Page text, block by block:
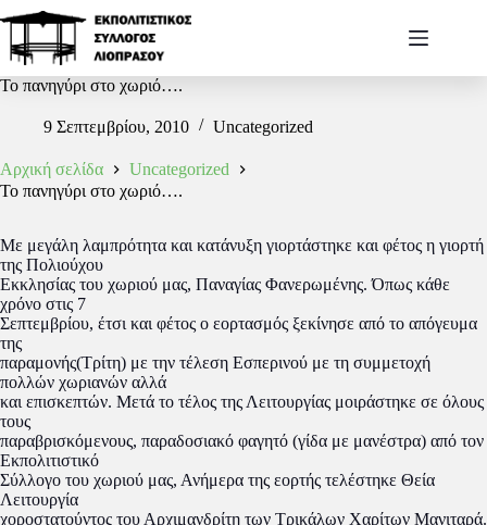
Το πανηγύρι στο χωριό….
9 Σεπτεμβρίου, 2010 Uncategorized
Αρχική σελίδα
Uncategorized
Το πανηγύρι στο χωριό….
Με μεγάλη λαμπρότητα και κατάνυξη γιορτάστηκε και φέτος η γιορτή
της Πολιούχου
Εκκλησίας του χωριού μας, Παναγίας Φανερωμένης. Όπως κάθε
χρόνο στις 7
Σεπτεμβρίου, έτσι και φέτος ο εορτασμός ξεκίνησε από το απόγευμα
της
παραμονής(Τρίτη) με την τέλεση Εσπερινού με τη συμμετοχή
πολλών χωριανών αλλά
και επισκεπτών. Μετά το τέλος της Λειτουργίας μοιράστηκε σε όλους
τους
παραβρισκόμενους, παραδοσιακό φαγητό (γίδα με μανέστρα) από τον
Εκπολιτιστικό
Σύλλογο του χωριού μας, Ανήμερα της εορτής τελέστηκε Θεία
Λειτουργία
χοροστατούντος του Αρχιμανδρίτη των Τρικάλων Χαρίτων Μανιταρά.